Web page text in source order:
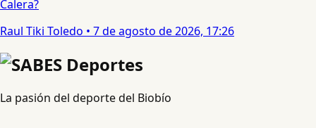
Calera?
Raul Tiki Toledo • 7 de agosto de 2026, 17:26
La pasión del deporte del Biobío